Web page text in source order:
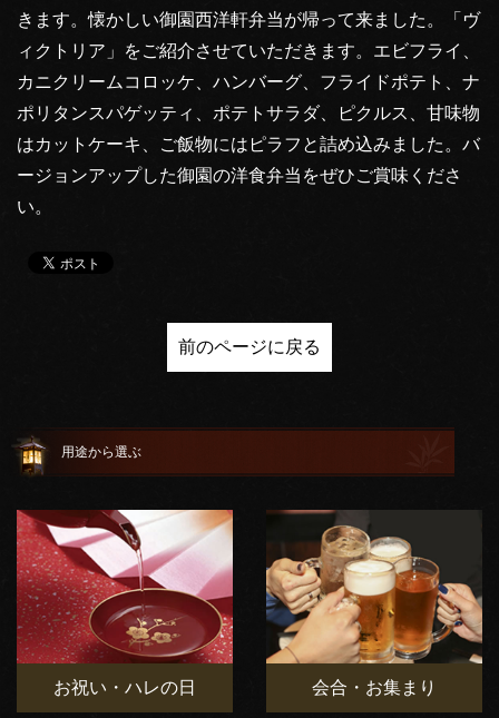
きます。懐かしい御園西洋軒弁当が帰って来ました。「ヴ
ィクトリア」をご紹介させていただきます。エビフライ、
カニクリームコロッケ、ハンバーグ、フライドポテト、ナ
ポリタンスパゲッティ、ポテトサラダ、ピクルス、甘味物
はカットケーキ、ご飯物にはピラフと詰め込みました。バ
ージョンアップした御園の洋食弁当をぜひご賞味くださ
い。
前のページに戻る
用途から選ぶ
お祝い・ハレの日 会合・お集まり